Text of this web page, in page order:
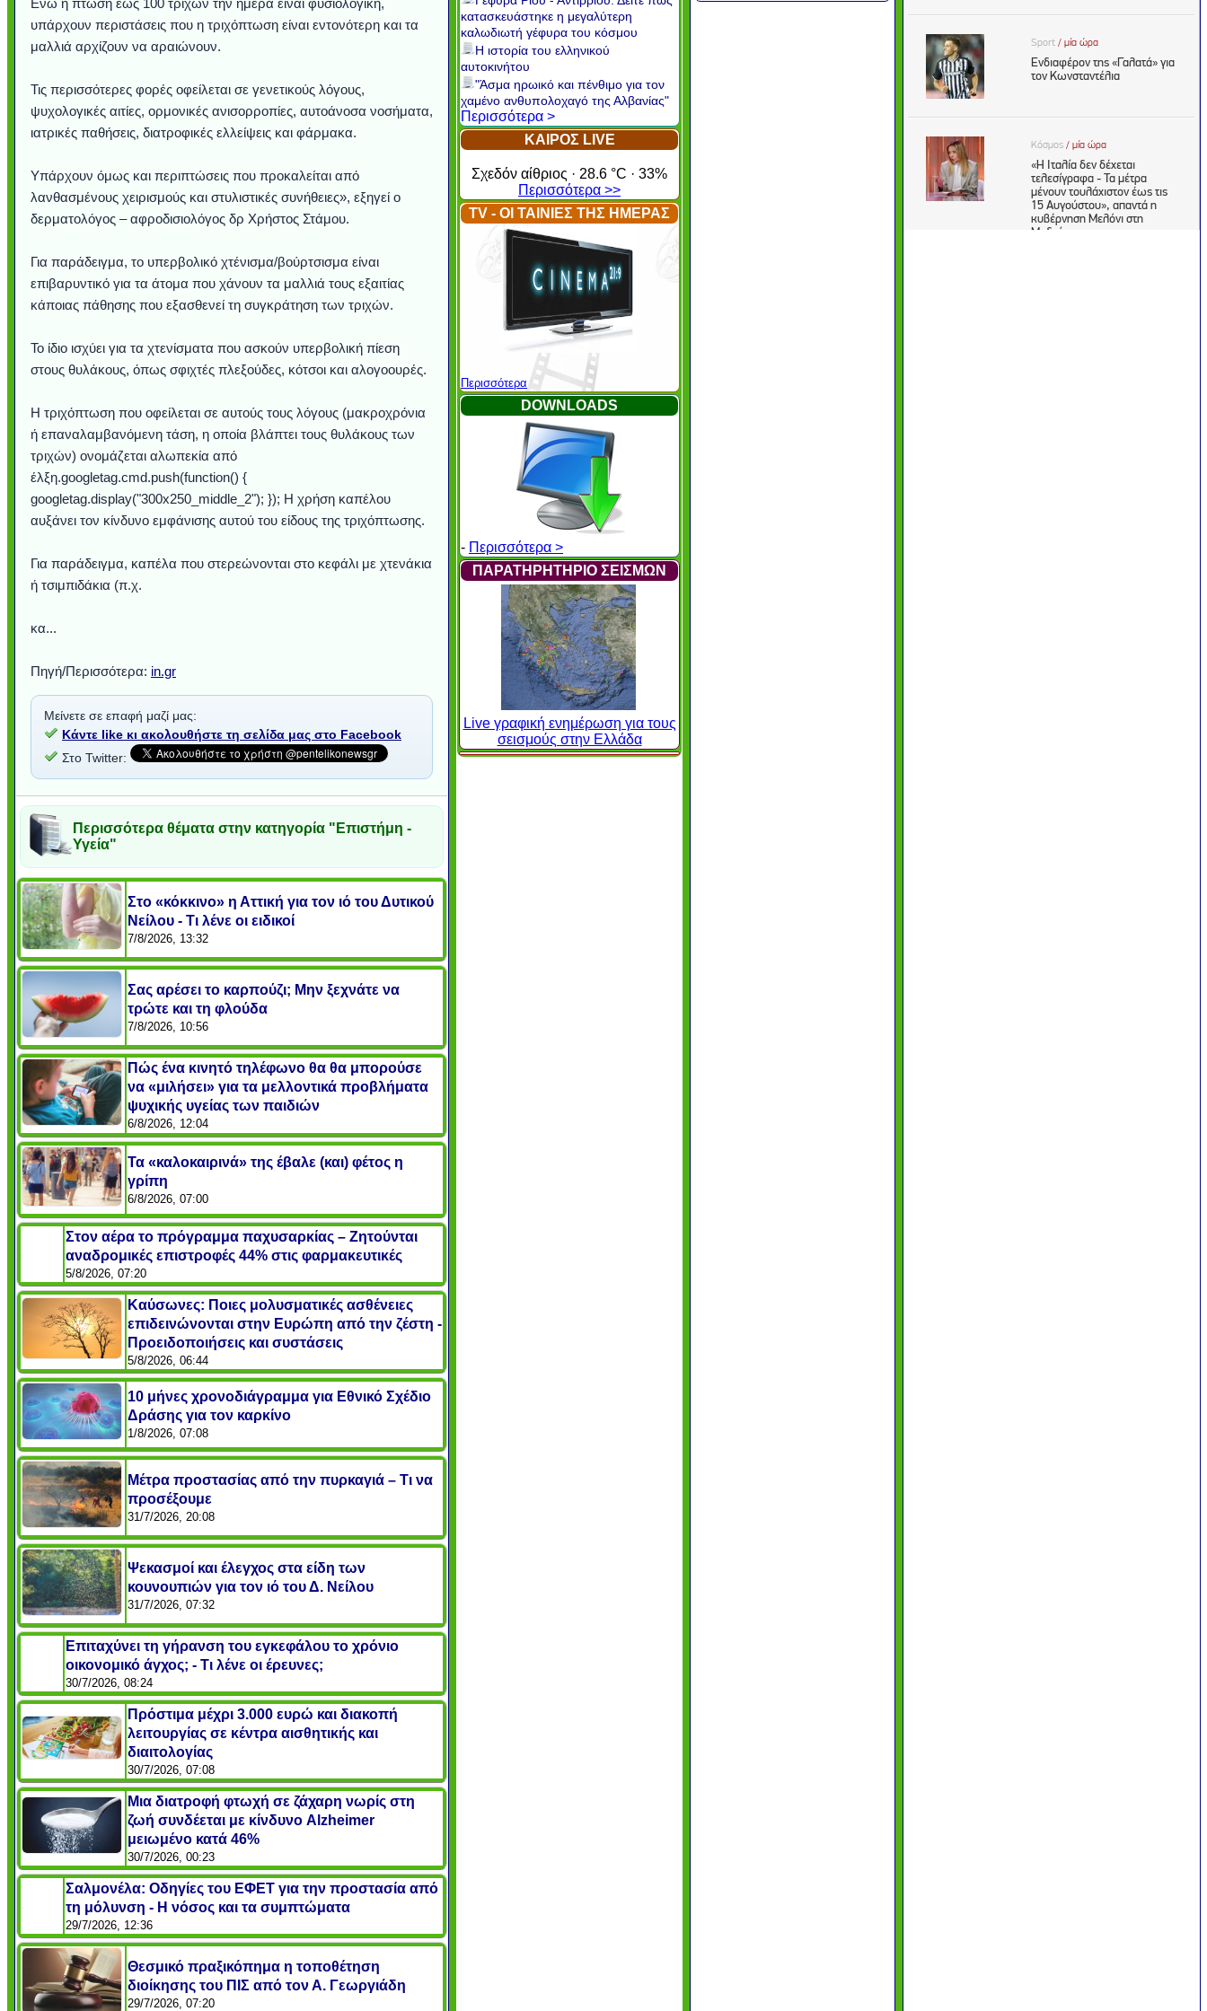
υπάρχουν περιστάσεις που η τριχόπτωση είναι εντονότερη και τα
μαλλιά αρχίζουν να αραιώνουν.
Τις περισσότερες φορές οφείλεται σε γενετικούς λόγους,
ψυχολογικές αιτίες, ορμονικές ανισορροπίες, αυτοάνοσα νοσήματα,
ιατρικές παθήσεις, διατροφικές ελλείψεις και φάρμακα.
Υπάρχουν όμως και περιπτώσεις που προκαλείται από
λανθασμένους χειρισμούς και στυλιστικές συνήθειες», εξηγεί ο
δερματολόγος – αφροδισιολόγος δρ Χρήστος Στάμου.
Για παράδειγμα, το υπερβολικό χτένισμα/βούρτσισμα είναι
επιβαρυντικό για τα άτομα που χάνουν τα μαλλιά τους εξαιτίας
κάποιας πάθησης που εξασθενεί τη συγκράτηση των τριχών.
Το ίδιο ισχύει για τα χτενίσματα που ασκούν υπερβολική πίεση
στους θυλάκους, όπως σφιχτές πλεξούδες, κότσοι και αλογοουρές.
Η τριχόπτωση που οφείλεται σε αυτούς τους λόγους (μακροχρόνια
ή επαναλαμβανόμενη τάση, η οποία βλάπτει τους θυλάκους των
τριχών) ονομάζεται αλωπεκία από
έλξη.googletag.cmd.push(function() {
googletag.display("300x250_middle_2"); }); Η χρήση καπέλου
αυξάνει τον κίνδυνο εμφάνισης αυτού του είδους της τριχόπτωσης.
Για παράδειγμα, καπέλα που στερεώνονται στο κεφάλι με χτενάκια
ή τσιμπιδάκια (π.χ.
κα...
Πηγή/Περισσότερα: in.gr
Μείνετε σε επαφή μαζί μας:
Κάντε like κι ακολουθήστε τη σελίδα μας στο Facebook
Στο Twitter:
Περισσότερα θέματα στην κατηγορία "Επιστήμη -
Υγεία"
Στο «κόκκινο» η Αττική για τον ιό του Δυτικού
Νείλου - Τι λένε οι ειδικοί
7/8/2026, 13:32
Σας αρέσει το καρπούζι; Μην ξεχνάτε να
τρώτε και τη φλούδα
7/8/2026, 10:56
Πώς ένα κινητό τηλέφωνο θα θα μπορούσε
να «μιλήσει» για τα μελλοντικά προβλήματα
ψυχικής υγείας των παιδιών
6/8/2026, 12:04
Τα «καλοκαιρινά» της έβαλε (και) φέτος η
γρίπη
6/8/2026, 07:00
Στον αέρα το πρόγραμμα παχυσαρκίας – Ζητούνται
αναδρομικές επιστροφές 44% στις φαρμακευτικές
5/8/2026, 07:20
Καύσωνες: Ποιες μολυσματικές ασθένειες
επιδεινώνονται στην Ευρώπη από την ζέστη -
Προειδοποιήσεις και συστάσεις
5/8/2026, 06:44
10 μήνες χρονοδιάγραμμα για Εθνικό Σχέδιο
Δράσης για τον καρκίνο
1/8/2026, 07:08
Μέτρα προστασίας από την πυρκαγιά – Τι να
προσέξουμε
31/7/2026, 20:08
Ψεκασμοί και έλεγχος στα είδη των
κουνουπιών για τον ιό του Δ. Νείλου
31/7/2026, 07:32
Επιταχύνει τη γήρανση του εγκεφάλου το χρόνιο
οικονομικό άγχος; - Τι λένε οι έρευνες;
30/7/2026, 08:24
Πρόστιμα μέχρι 3.000 ευρώ και διακοπή
λειτουργίας σε κέντρα αισθητικής και
διαιτολογίας
30/7/2026, 07:08
Μια διατροφή φτωχή σε ζάχαρη νωρίς στη
ζωή συνδέεται με κίνδυνο Alzheimer
μειωμένο κατά 46%
30/7/2026, 00:23
Σαλμονέλα: Οδηγίες του ΕΦΕΤ για την προστασία από
τη μόλυνση - Η νόσος και τα συμπτώματα
29/7/2026, 12:36
Θεσμικό πραξικόπημα η τοποθέτηση
διοίκησης του ΠΙΣ από τον Α. Γεωργιάδη
29/7/2026, 07:20
κατασκευάστηκε η μεγαλύτερη
καλωδιωτή γέφυρα του κόσμου
Η ιστορία του ελληνικού
αυτοκινήτου
"Άσμα ηρωικό και πένθιμο για τον
χαμένο ανθυπολοχαγό της Αλβανίας"
Περισσότερα >
ΚΑΙΡΟΣ LIVE
Σχεδόν αίθριος · 28.6 °C · 33%
Περισσότερα >>
TV - ΟΙ ΤΑΙΝΙΕΣ ΤΗΣ ΗΜΕΡΑΣ
Περισσότερα
DOWNLOADS
- Περισσότερα >
ΠΑΡΑΤΗΡΗΤΗΡΙΟ ΣΕΙΣΜΩΝ
Live γραφική ενημέρωση για τους
σεισμούς στην Ελλάδα